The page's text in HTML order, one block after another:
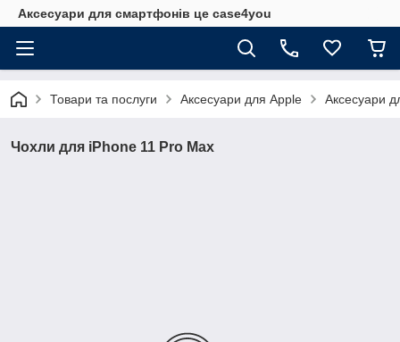
Аксесуари для смартфонів це case4you
Товари та послуги Аксесуари для Apple Аксесуари
Чохли для iPhone 11 Pro Max